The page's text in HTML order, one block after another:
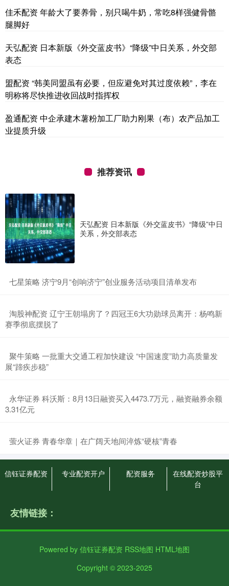
佳禾配资 年龄大了要养骨，别只喝牛奶，常吃8样强健骨骼
腿脚好
天弘配资 日本新版《外交蓝皮书》“降级”中日关系，外交部
表态
盟配资 “韩美同盟虽有必要，但应避免对其过度依赖”，李在
明称将尽快推进收回战时指挥权
盈通配资 中企承建木薯粉加工厂助力刚果（布）农产品加工
业提质升级
推荐资讯
天弘配资 日本新版《外交蓝皮书》“降级”中日
关系，外交部表态
​七星策略 济宁9月“创响济宁”创业服务活动项目清单发布
​淘股神配资 辽宁王朝塌房了？四冠王6大功勋球员离开：杨鸣新
赛季彻底摆脱了
​聚牛策略 一批重大交通工程加快建设 “中国速度”助力高质量发
展“蹄疾步稳”
​永华证券 科沃斯：8月13日融资买入4473.7万元，融资融券余额
3.31亿元
​萤火证券 青春华章｜在广阔天地间淬炼“硬核”青春
信钰证券配资 专业配资开户 配资服务
在线配资炒股平
台
友情链接：
Powered by 信钰证券配资 RSS地图 HTML地图
Copyright © 2023-2025